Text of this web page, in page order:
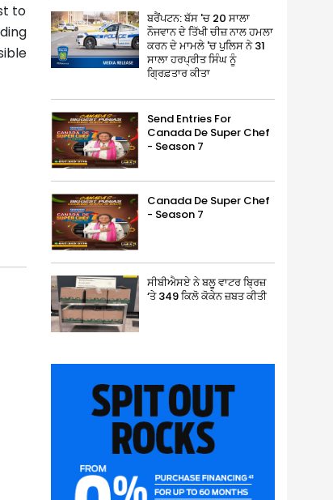
to
ਬਰੈਂਪਟਨ: ਬੱਸ 'ਚ 20 ਸਾਲਾ
ਨੌਜਵਾਨ ਦੇ ਤਿੱਖੀ ਚੀਜ਼ ਨਾਲ ਹਮਲਾ
ਕਰਨ ਦੇ ਮਾਮਲੇ 'ਚ ਪੁਲਿਸ ਨੇ 31
ਸਾਲਾ ਹਰਪ੍ਰੀਤ ਸਿੰਘ ਨੂੰ
ਗ੍ਰਿਫ਼ਤਾਰ ਕੀਤਾ
Send Entries For
Canada De Super Chef
- Season 7
Canada De Super Chef
- Season 7
ਸੀਬੀਐਸਏ ਨੇ ਬਲੂ ਵਾਟਰ ਬ੍ਰਿਜ਼
‘ਤੇ 349 ਕਿਲੋ ਕੋਕੇਨ ਜ਼ਬਤ ਕੀਤੀ